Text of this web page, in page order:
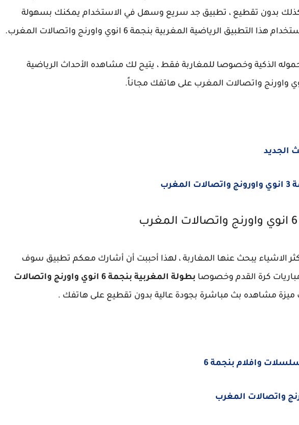
وكذلك بدون تقطيع ، تطبيق جد سريع وسهل في الاستخدام يمكنك بسهولة
الرياضية المغربية بنجمة 6 انوي واورنج واتصالات المغرب.
الذكية وخصوصا للمغاربة فقط ، يتيح لك مشاهده الأحداث الرياضية
الاشياء يبحث عنها المغاربة ، لهذا أحببت أن أشارك معكم تطبيق سوف
كرة القدم وخصوصا
بطولة المغربية بنجمة 6 انوي واورنج واتصالات
ميزة مشاهده بث مباشرة بجودة عالية بدون تقطيع على هاتفك .
وافلام بنجمة 6